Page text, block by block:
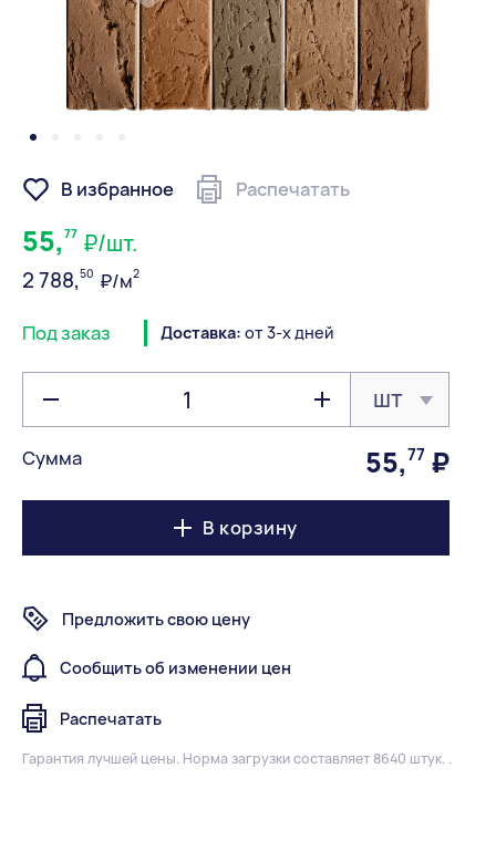
В избранное Распечатать
55, 77 ₽/шт.
2 788,50 ₽/м2
Под заказ Доставка: от 3-х дней
шт
Сумма 55,77 ₽
В корзину
Предложить свою цену
Сообщить об изменении цен
Распечатать
Гарантия лучшей цены. Норма загрузки составляет 8640 штук. .